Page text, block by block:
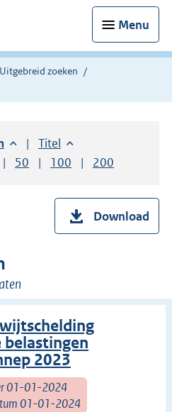
Menu
Uitgebreid zoeken
op:
aflopendSorteer op:
Titel oplopend
per pagina
resultaten per pagina
Toon
50 resultaten per pagina
Toon
100 resultaten per
Toon
200
Download
2023
01-01-2024
01-01-2024